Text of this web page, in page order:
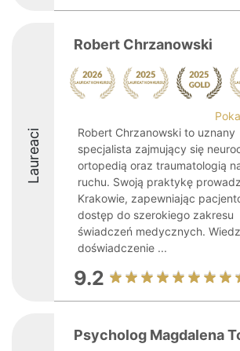
Laureaci
Robert Chrzanowski
Robert Chrzanowski to uznany
specjalista zajmujący się
ortopedią oraz traumatologią
ruchu. Swoją praktykę
Krakowie, zapewniając
dostęp do szerokiego zakresu
świadczeń medycznych.
doświadczenie ...
9.2
Psycholog Magdalena